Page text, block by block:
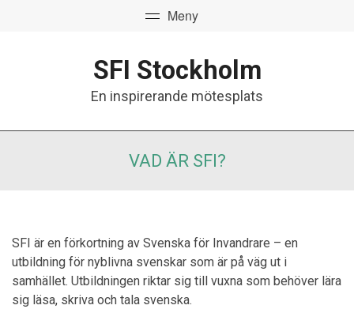
SFI Stockholm
En inspirerande mötesplats
VAD ÄR SFI?
SFI är en förkortning av Svenska för Invandrare – en
utbildning för nyblivna svenskar som är på väg ut i
samhället. Utbildningen riktar sig till vuxna som behöver lära
sig läsa, skriva och tala svenska.